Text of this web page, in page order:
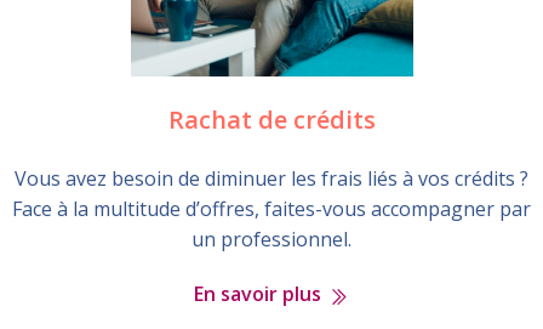
Rachat de crédits
Vous avez besoin de diminuer les frais liés à vos crédits ?
Face à la multitude d’offres, faites-vous accompagner par
un professionnel.
En savoir plus